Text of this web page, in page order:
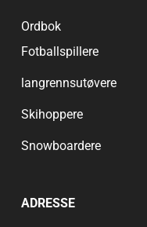
Ordbok
Fotballspillere
langrennsutøvere
Skihoppere
Snowboardere
ADRESSE